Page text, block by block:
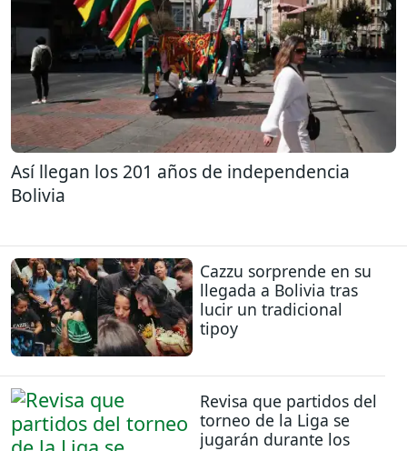
Así llegan los 201 años de independencia
Bolivia
Cazzu sorprende en su
llegada a Bolivia tras
lucir un tradicional
tipoy
Revisa que partidos del
torneo de la Liga se
jugarán durante los